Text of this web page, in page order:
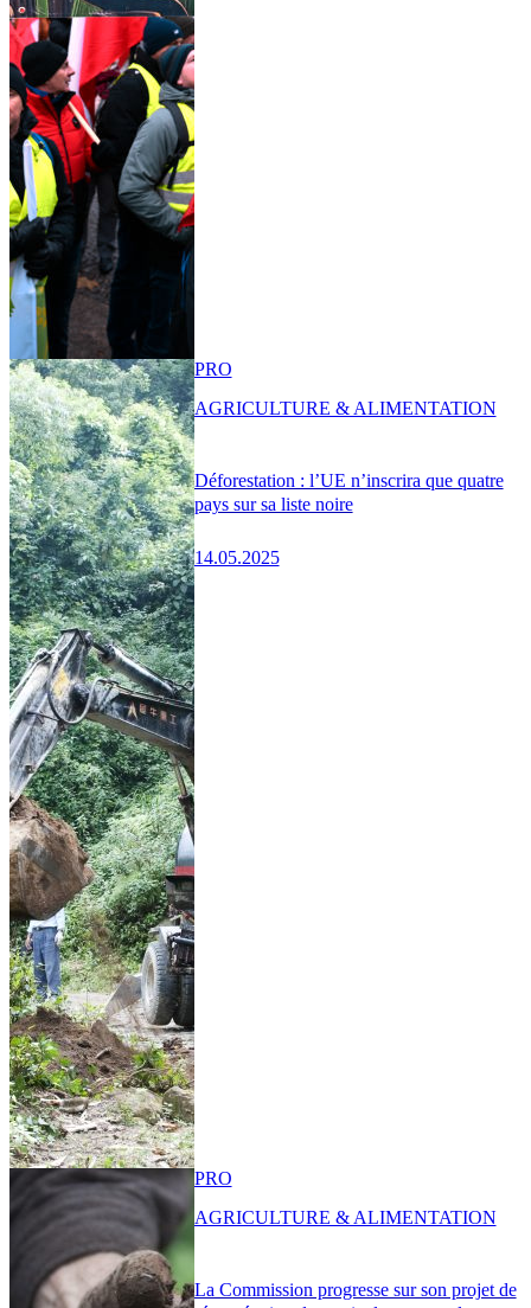
Déforestation : l’UE n’inscrira que quatre
pays sur sa liste noire
14.05.2025
PRO
AGRICULTURE & ALIMENTATION
La Commission progresse sur son projet de
PRO
AGRICULTURE & ALIMENTATION